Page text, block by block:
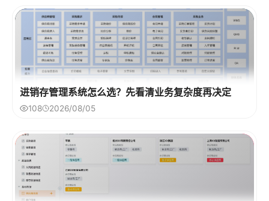
进销存管理系统怎么选？先看清业务复杂度再决定
108 2026/08/05